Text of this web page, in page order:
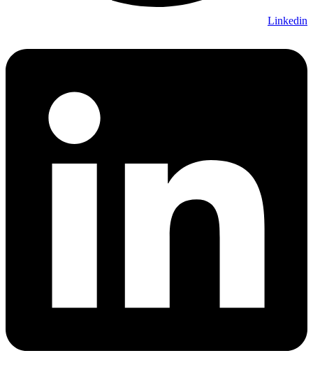
Linkedin